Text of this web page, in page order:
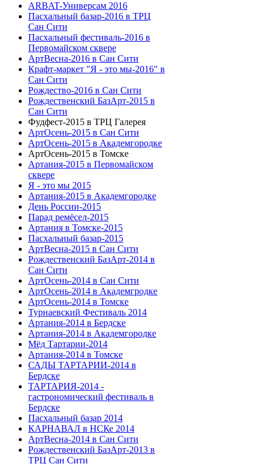
ARBAT-Универсам 2016
Пасхальный базар-2016 в ТРЦ
Сан Сити
Пасхальный фестиваль-2016 в
Первомайском сквере
АртВесна-2016 в Сан Сити
Крафт-маркет "Я - это мы-2016" в
Сан Сити
Рождество-2016 в Сан Сити
Рождественский БазАрт-2015 в
Сан Сити
Фудфест-2015 в ТРЦ Галерея
АртОсень-2015 в Сан Сити
АртОсень-2015 в Академгородке
АртОсень-2015 в Томске
Артания-2015 в Первомайском
сквере
Я - это мы 2015
Артания-2015 в Академгородке
День России-2015
Парад ремёсел-2015
Артания в Томске-2015
Пасхальный базар-2015
АртВесна-2015 в Сан Сити
Рождественский БазАрт-2014 в
Сан Сити
АртОсень-2014 в Сан Сити
АртОсень-2014 в Академгродке
АртОсень-2014 в Томске
Турнаевский Фестиваль 2014
Артания-2014 в Бердске
Артания-2014 в Академгородке
Мёд Тартарии-2014
Артания-2014 в Томске
САДЫ ТАРТАРИИ-2014 в
Бердске
ТАРТАРИЯ-2014 -
гастрономический фестиваль в
Бердске
Пасхальный базар 2014
КАРНАВАЛ в НСКе 2014
АртВесна-2014 в Сан Сити
Рождественский БазАрт-2013 в
ТРЦ Сан Сити